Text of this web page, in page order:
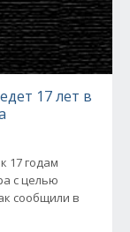
17 лет в
17 годам
с целью
сообщили в